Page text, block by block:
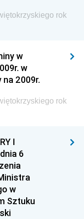
rok
w
w
2009r.
rok
I
6
w
Sztuku